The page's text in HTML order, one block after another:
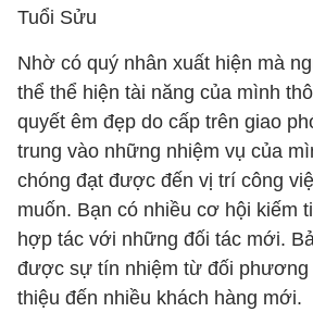
Tuổi Sửu
Nhờ có quý nhân xuất hiện mà
thể thể hiện tài năng của mình
quyết êm đẹp do cấp trên giao
trung vào những nhiệm vụ của
chóng đạt được đến vị trí công
muốn. Bạn có nhiều cơ hội kiếm
hợp tác với những đối tác mới.
được sự tín nhiệm từ đối
thiệu đến nhiều khách hàng mới.